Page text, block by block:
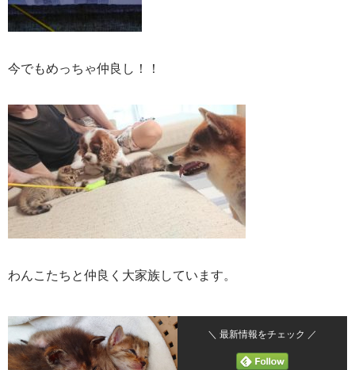
今でもめっちゃ仲良し！！
わんこたちと仲良く大家族しています。
＼ 最新情報をチェック ／